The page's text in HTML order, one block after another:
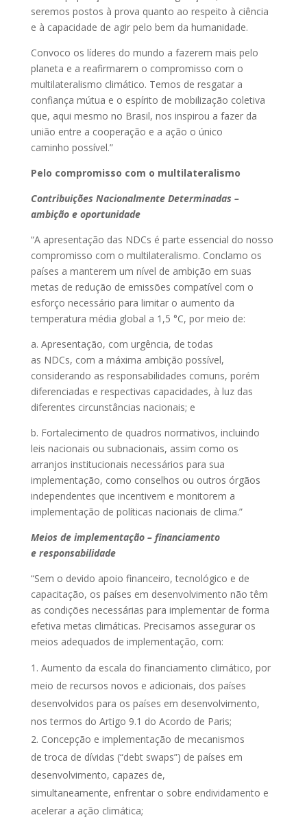
seremos postos à prova quanto ao respeito à ciência
e à capacidade de agir pelo bem da humanidade.
Convoco os líderes do mundo a fazerem mais pelo
planeta e a reafirmarem o compromisso com o
multilateralismo climático. Temos de resgatar a
confiança mútua e o espírito de mobilização coletiva
que, aqui mesmo no Brasil, nos inspirou a fazer da
união entre a cooperação e a ação o único
caminho possível.”
Pelo compromisso com o multilateralismo
Contribuições Nacionalmente Determinadas –
ambição e oportunidade
“A apresentação das NDCs é parte essencial do nosso
compromisso com o multilateralismo. Conclamo os
países a manterem um nível de ambição em suas
metas de redução de emissões compatível com o
esforço necessário para limitar o aumento da
temperatura média global a 1,5 °C, por meio de:
a. Apresentação, com urgência, de todas
as NDCs, com a máxima ambição possível,
considerando as responsabilidades comuns, porém
diferenciadas e respectivas capacidades, à luz das
diferentes circunstâncias nacionais; e
b. Fortalecimento de quadros normativos, incluindo
leis nacionais ou subnacionais, assim como os
arranjos institucionais necessários para sua
implementação, como conselhos ou outros órgãos
independentes que incentivem e monitorem a
implementação de políticas nacionais de clima.”
Meios de implementação – financiamento
e responsabilidade
“Sem o devido apoio financeiro, tecnológico e de
capacitação, os países em desenvolvimento não têm
as condições necessárias para implementar de forma
efetiva metas climáticas. Precisamos assegurar os
meios adequados de implementação, com:
Aumento da escala do financiamento climático, por
meio de recursos novos e adicionais, dos países
desenvolvidos para os países em desenvolvimento,
nos termos do Artigo 9.1 do Acordo de Paris;
Concepção e implementação de mecanismos
de troca de dívidas (“debt swaps”) de países em
desenvolvimento, capazes de,
simultaneamente, enfrentar o sobre endividamento e
acelerar a ação climática;